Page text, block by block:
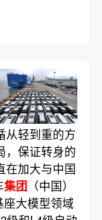
从轻到重的方
，保证转身的
在加大与中国
集团 （中国）
大模型领域